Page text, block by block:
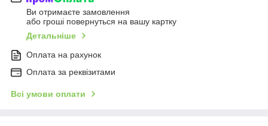
Ви отримаєте замовлення
або гроші повернуться на вашу картку
Детальніше
Оплата на рахунок
Оплата за реквізитами
Всі умови оплати